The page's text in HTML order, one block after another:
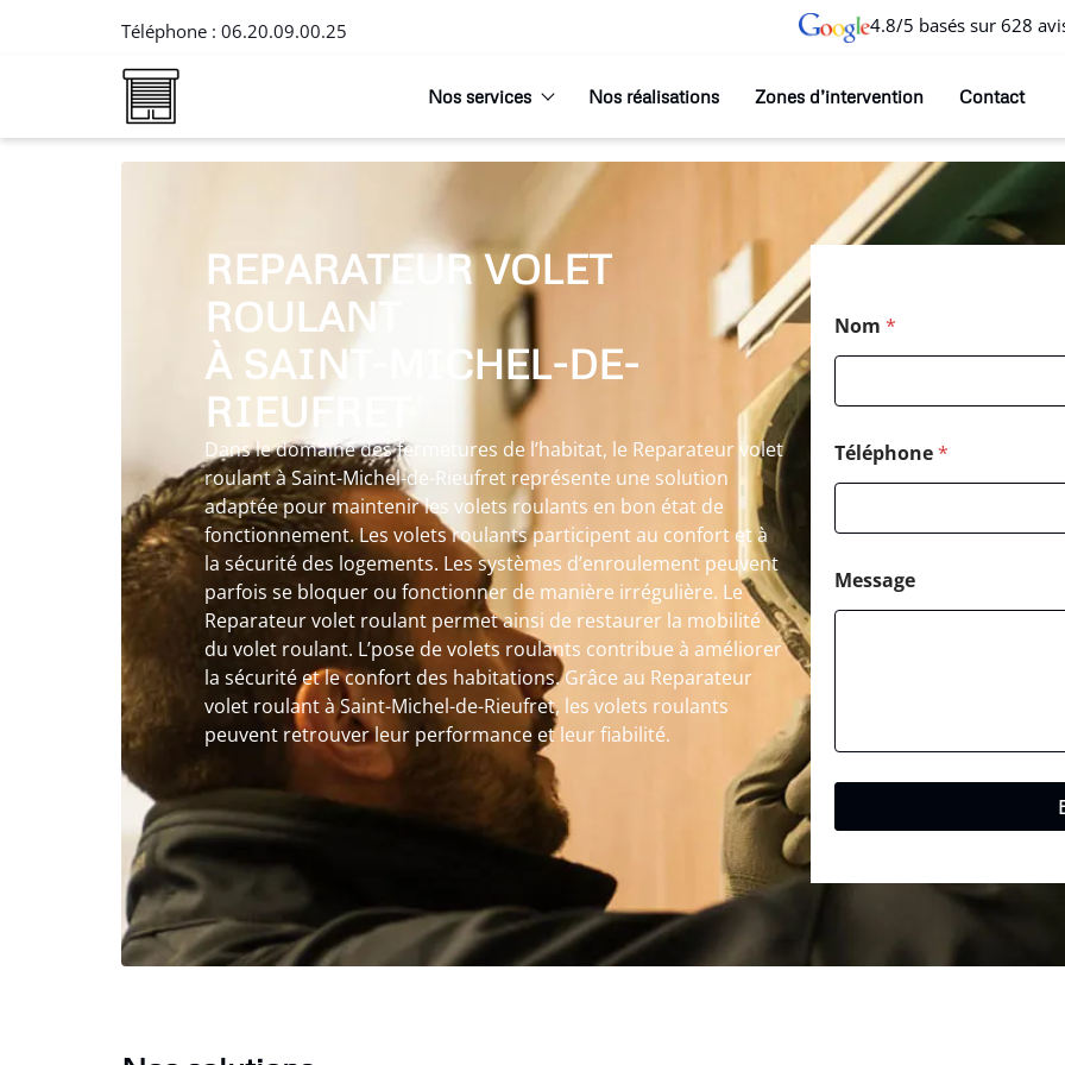
Téléphone : 06.20.09.00.25 4.8/5 basés sur 628
Nos services Nos réalisations Zones d’intervention Contact
REPARATEUR VOLET
ROULANT
À SAINT-MICHEL-DE-
RIEUFRET
Dans le domaine des fermetures de l’habitat, le Reparateur volet
roulant à Saint-Michel-de-Rieufret représente une solution
adaptée pour maintenir les volets roulants en bon état de
fonctionnement. Les volets roulants participent au confort et à
la sécurité des logements. Les systèmes d’enroulement peuvent
parfois se bloquer ou fonctionner de manière irrégulière. Le
Reparateur volet roulant permet ainsi de restaurer la mobilité
du volet roulant. L’pose de volets roulants contribue à améliorer
la sécurité et le confort des habitations. Grâce au Reparateur
volet roulant à Saint-Michel-de-Rieufret, les volets roulants
peuvent retrouver leur performance et leur fiabilité.
Nom *
Téléphone*
Message